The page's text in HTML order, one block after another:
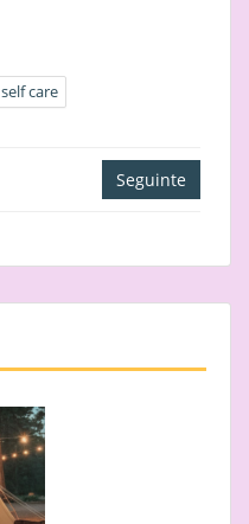
self care
Seguinte